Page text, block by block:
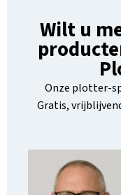
Wilt u
Onze plotter-
Gratis,